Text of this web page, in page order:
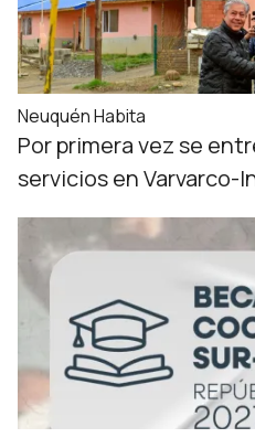
Neuquén Habita
Por primera vez se
servicios en Varvarco-